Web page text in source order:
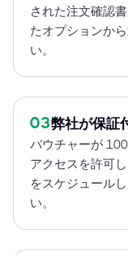
された注文確認
たオプションか
い。
03弊社が保証
バウチャーが
アクセスを許可
をスケジュール
い。